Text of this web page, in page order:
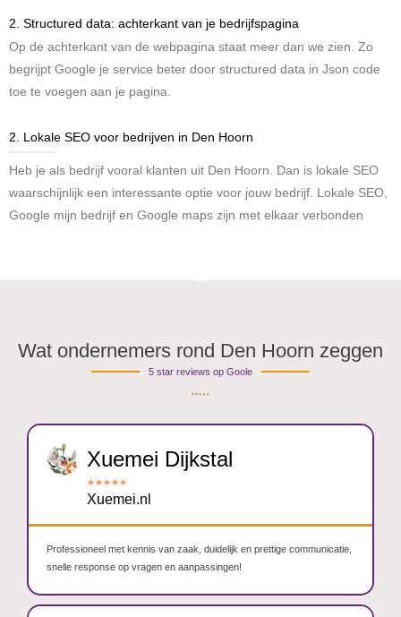
2. Structured data: achterkant van je bedrijfspagina
Op de achterkant van de webpagina staat meer dan we zien. Zo
begrijpt Google je service beter door structured data in Json code
toe te voegen aan je pagina.
2. Lokale SEO voor bedrijven in Den Hoorn
Heb je als bedrijf vooral klanten uit Den Hoorn. Dan is lokale SEO
waarschijnlijk een interessante optie voor jouw bedrijf. Lokale SEO,
Google mijn bedrijf en Google maps zijn met elkaar verbonden
Wat ondernemers rond Den Hoorn zeggen
5 star reviews op Goole
Xuemei Dijkstal
★★★★★
Xuemei.nl
Professioneel met kennis van zaak, duidelijk en prettige communicatie,
snelle response op vragen en aanpassingen!